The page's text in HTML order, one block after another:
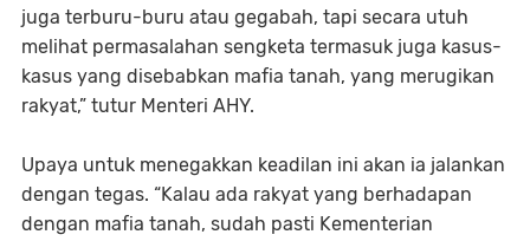
juga terburu-buru atau gegabah, tapi secara utuh
melihat permasalahan sengketa termasuk juga kasus-
kasus yang disebabkan mafia tanah, yang merugikan
rakyat,” tutur Menteri AHY.
Upaya untuk menegakkan keadilan ini akan ia jalankan
dengan tegas. “Kalau ada rakyat yang berhadapan
dengan mafia tanah, sudah pasti Kementerian